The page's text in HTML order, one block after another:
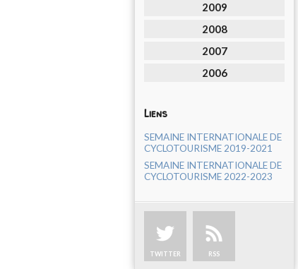
2009
2008
2007
2006
Liens
SEMAINE INTERNATIONALE DE
CYCLOTOURISME 2019-2021
SEMAINE INTERNATIONALE DE
CYCLOTOURISME 2022-2023
TWITTER RSS